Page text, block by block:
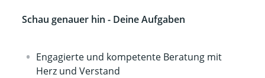
Schau genauer hin - Deine Aufgaben
Engagierte und kompetente Beratung mit
Herz und Verstand